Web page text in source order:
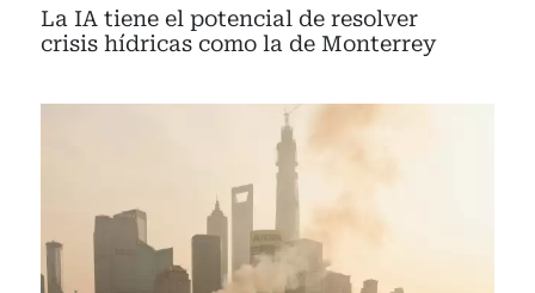
La IA tiene el potencial de resolver
crisis hídricas como la de Monterrey